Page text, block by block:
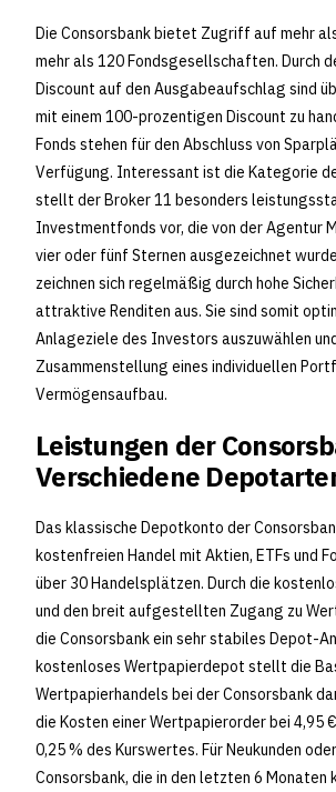
Die Consorsbank bietet Zugriff auf mehr
mehr als 120 Fondsgesellschaften. Durch
Discount auf den Ausgabeaufschlag sind
mit einem 100-prozentigen Discount zu
Fonds stehen für den Abschluss von
Verfügung. Interessant ist die Kategorie
stellt der Broker 11 besonders
Investmentfonds vor, die von der Agentur
vier oder fünf Sternen ausgezeichnet
zeichnen sich regelmäßig durch hohe
attraktive Renditen aus. Sie sind somit
Anlageziele des Investors auszuwählen
Zusammenstellung eines individuellen
Vermögensaufbau.
Leistungen der
Verschiedene
Das klassische Depotkonto der
kostenfreien Handel mit Aktien, ETFs und
über 30 Handelsplätzen. Durch die
und den breit aufgestellten Zugang zu
die Consorsbank ein sehr stabiles Depot-
kostenloses Wertpapierdepot stellt die
Wertpapierhandels bei der Consorsbank
die Kosten einer Wertpapierorder bei 4,95
0,25 % des Kurswertes. Für Neukunden
Consorsbank, die in den letzten 6 Monaten